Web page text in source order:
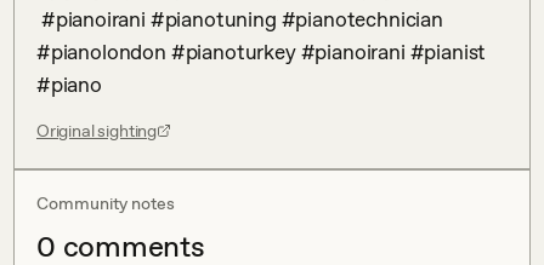
#pianolondon #pianoturkey #pianoirani #pianist
#piano
Original sighting
Community notes
0 comments